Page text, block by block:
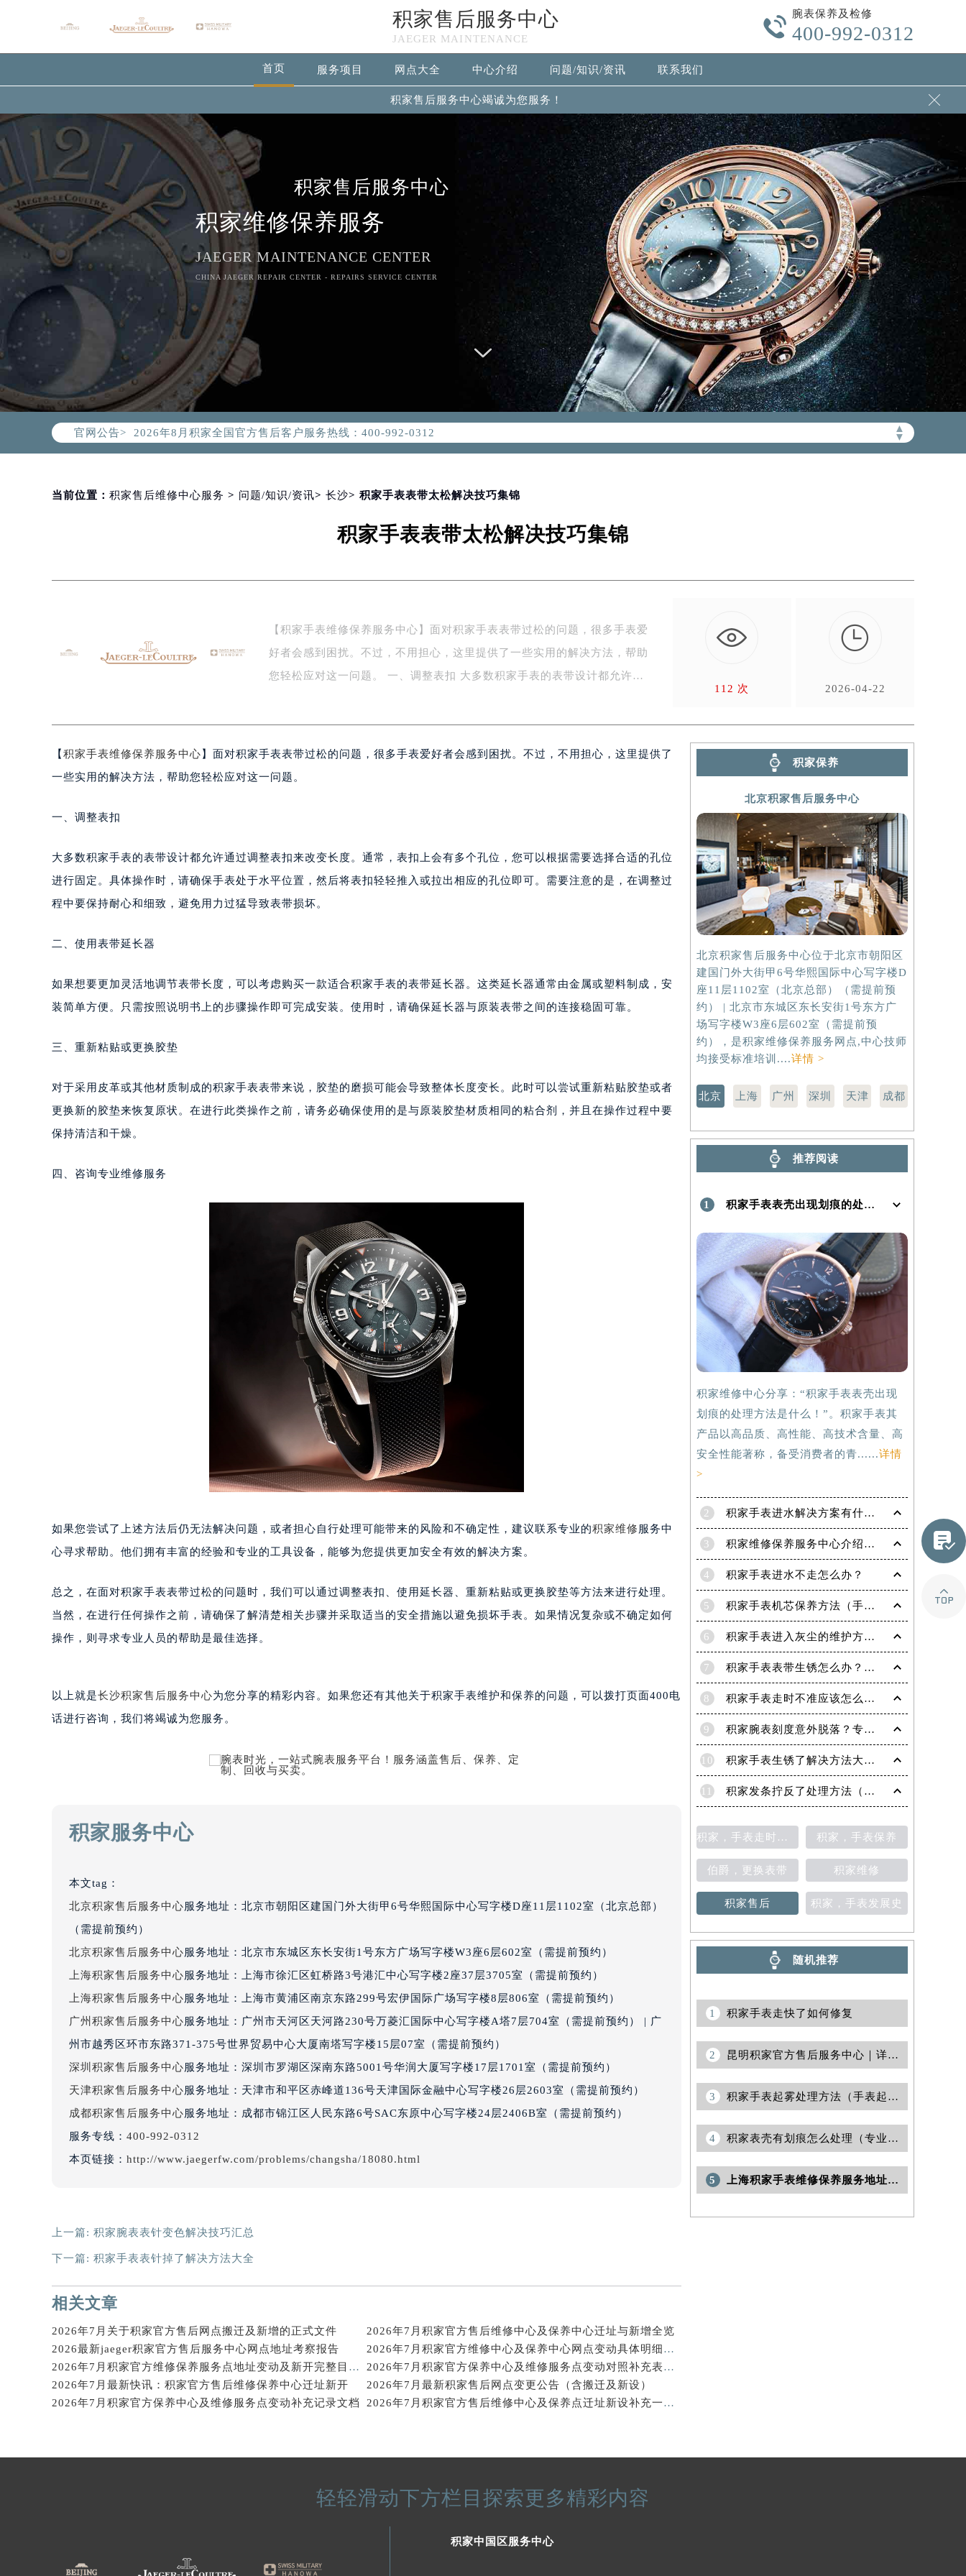
积家售后服务中心
JAEGER MAINTENANCE

腕表保养及检修
400-992-0312
首页 服务项目 网点大全 中心介绍 问题/知识/资讯 联系我们
积家售后服务中心竭诚为您服务！ 
积家售后服务中心
积家维修保养服务
JAEGER MAINTENANCE CENTER
CHINA JAEGER REPAIR CENTER - REPAIRS SERVICE CENTER
官网公告> ▲
▼
2026年8月积家中国区售后服务网络优化升级公告
2026年8月积家全国官方售后客户服务热线：400-992-0312
积家官方全国统一服务热线400-992-0312，服务覆盖中国大陆、香港、澳门、台湾全部区域（非大陆需加拨“+86”）
2026年8月积家售后服务中心最新网点地址：
北京市东城区东长安街1号东方广场写字楼W3座6层602室（需提前预约）
上海市徐汇区虹桥路3号港汇中心写字楼2座37层3705室（需提前预约）
扬州市邗江区国展路29号星耀天地写字楼1号楼18层1803室（需提前预约）
盐城市盐都区世纪大道5号盐城金融城写字楼1号楼16层1604室（需提前预约）
泰州市海陵区永定东路399号置地商务中心东塔写字楼（华润万象城）17层1706室（需提前预约）
绍兴市越城区胜利东路379号世茂天际中心写字楼8层805室（需提前预约）
嘉兴市南湖区广益路705号嘉兴世界贸易中心写字楼A座13层1304室（需提前预约）
广州市越秀区环市东路371-375号世界贸易中心大厦南塔写字楼15层07室（需提前预约）
深圳市罗湖区深南东路5001号华润大厦写字楼17层1701室（需提前预约）
惠州市惠城区江北文昌一路7号华贸大厦写字楼1座30层05室（需提前预约）
福州市鼓楼区五四路128-1号恒力城写字楼15层03室（需提前预约）
重庆市江北区观音桥步行街2号融恒时代广场写字楼9层902室（需提前预约）
郑州市二七区铭功路10号华润大厦写字楼29层2905室（需提前预约）
乌鲁木齐市天山区红山路26号时代广场（CCMALL）C座17层17-B（需提前预约）
温州市鹿城区锦绣路1067号置信广场10层1015室（需提前预约）
哈尔滨市道里区友谊西路600号富力中心T2座写字楼29层03室（需提前预约）
佛山市禅城区季华五路57号万科金融中心C座12层1205室（需提前预约）
南通市崇川区工农路57号圆融广场写字楼16层1603室（需提前预约）
苏州市苏州工业园区星港街199号苏州中心办公楼C座22层08室（需提前预约）
武汉市江汉区解放大道686号世界贸易大厦38层09室（需提前预约）
南宁市青秀区金湖路59号地王大厦12楼1224室（需提前预约）
合肥市蜀山区潜山路111号万象城华润大厦B座12楼03室（需提前预约）
泉州市丰泽区宝洲路729号浦西万达中心写字楼A座7楼709室（需提前预约）
青岛市南区山东路6号华润大厦B座22层04室（需提前预约）
烟台市芝罘区胜利路139号万达金融中心A座907室（需提前预约）
长春市朝阳区西安大路727号中银大厦A座(旺进大厦)18层09室（需提前预约）
贵阳市南明区都司高架桥路33号亨特国际金融中心14楼14D（需提前预约）
昆明市盘龙区北京路928号同德昆明广场写字楼10层06室（需提前预约）
石家庄市长安区中山东路39号勒泰中心写字楼B座13层07室（需提前预约）
西安市碑林区南关正街88号华侨城长安国际中心E座6楼10室（需提前预约）
内蒙古自治区呼和浩特市玉泉区大学西街70号华润万象城写字楼（鄂尔多斯大厦）23层2326室（需提前预约）
重庆市解放碑渝中区民权路28号英利国际金融中心写字楼20层01室（需提前预约）
黑龙江省大庆市萨尔图区会战大街积家售后服务中心（需提前预约）
黑龙江省鹤岗市向阳区红军路积家售后服务中心（需提前预约）
黑龙江省佳木斯市向阳区长安路积家售后服务中心（需提前预约）
黑龙江省牡丹江市东安区太平路积家售后服务中心（需提前预约）
黑龙江省齐齐哈尔市龙沙区龙华路积家售后服务中心（需提前预约）
黑龙江省伊春市伊美区通河路积家售后服务中心（需提前预约）
吉林省白城市洮北区明仁南街积家售后服务中心（需提前预约）
吉林省辽源市龙山区人民大街积家售后服务中心（需提前预约）
吉林省梅河口市新华街道梅河大街积家售后服务中心（需提前预约）
吉林省通化市东昌区环通乡江南大街积家售后服务中心（需提前预约）
吉林省延边市延吉市解放路积家售后服务中心（需提前预约）
辽宁省鞍山市铁东区站前街积家售后服务中心（需提前预约）
辽宁省本溪市平山区胜利路积家售后服务中心（需提前预约）
辽宁省朝阳市双塔区新华路积家售后服务中心（需提前预约）
辽宁省丹东市振兴区七经街积家售后服务中心（需提前预约）
辽宁省葫芦岛市连山区中央路积家售后服务中心（需提前预约）
辽宁省锦州市古塔区中央大街积家售后服务中心（需提前预约）
辽宁省沈阳市沈河区中街路137号亨得利名表维修授权店1楼积家售后服务中心（需提前预约）
辽宁省沈阳市沈河区中街路83号亨得利名表维修授权店1楼积家售后服务中心（需提前预约）
北京市东城区东长安街1号王府井东方广场W3座6层602室积家售后服务中心（需提前预约）
河北省保定市竞秀区朝阳北大街北国先天下积家售后服务中心（需提前预约）
内蒙古自治区阿拉善盟市左旗土尔扈特大街积家售后服务中心（需提前预约）
内蒙古自治区巴彦淖尔市临河区新华街积家售后服务中心（需提前预约）
内蒙古自治区包头市青山区幸福路甲3号王府井百货名表维修积家售后服务中心（需提前预约）
内蒙古自治区通辽市科尔沁区明仁大街积家售后服务中心（需提前预约）
内蒙古自治区乌海市海勃湾区人民南路积家售后服务中心（需提前预约）
内蒙古自治区乌兰察布市集宁区恩和大街积家售后服务中心（需提前预约）
内蒙古自治区锡林郭勒盟市锡林浩特市光明街与额尔敦路交叉口积家售后服务中心（需提前预约）
内蒙古自治区兴安盟市乌兰浩特市兴安大街积家售后服务中心（需提前预约）
当前位置： 积家售后维修中心服务 > 问题/知识/资讯> 长沙> 积家手表表带太松解决技巧集锦
积家手表表带太松解决技巧集锦
【积家手表维修保养服务中心】面对积家手表表带过松的问题，很多手表爱
好者会感到困扰。不过，不用担心，这里提供了一些实用的解决方法，帮助
您轻松应对这一问题。 一、调整表扣 大多数积家手表的表带设计都允许
112 次

2026-04-22
【 积家手表维修保养服务中心 】面对积家手表表带过松的问题，很多手表爱好者会感到困扰。不过，不用担心，这里提供了
一些实用的解决方法，帮助您轻松应对这一问题。
一、调整表扣
大多数积家手表的表带设计都允许通过调整表扣来改变长度。通常，表扣上会有多个孔位，您可以根据需要选择合适的孔位
进行固定。具体操作时，请确保手表处于水平位置，然后将表扣轻轻推入或拉出相应的孔位即可。需要注意的是，在调整过
程中要保持耐心和细致，避免用力过猛导致表带损坏。
二、使用表带延长器
如果想要更加灵活地调节表带长度，可以考虑购买一款适合积家手表的表带延长器。这类延长器通常由金属或塑料制成，安
装简单方便。只需按照说明书上的步骤操作即可完成安装。使用时，请确保延长器与原装表带之间的连接稳固可靠。
三、重新粘贴或更换胶垫
对于采用皮革或其他材质制成的积家手表表带来说，胶垫的磨损可能会导致整体长度变长。此时可以尝试重新粘贴胶垫或者
更换新的胶垫来恢复原状。在进行此类操作之前，请务必确保使用的是与原装胶垫材质相同的粘合剂，并且在操作过程中要
保持清洁和干燥。
四、咨询专业维修服务
如果您尝试了上述方法后仍无法解决问题，或者担心自行处理可能带来的风险和不确定性，建议联系专业的积家维修 服务中
心寻求帮助。他们拥有丰富的经验和专业的工具设备，能够为您提供更加安全有效的解决方案。
总之，在面对积家手表表带过松的问题时，我们可以通过调整表扣、使用延长器、重新粘贴或更换胶垫等方法来进行处理。
当然，在进行任何操作之前，请确保了解清楚相关步骤并采取适当的安全措施以避免损坏手表。如果情况复杂或不确定如何
操作，则寻求专业人员的帮助是最佳选择。
以上就是长沙积家售后服务中心为您分享的精彩内容。如果您还有其他关于积家手表维护和保养的问题，可以拨打页面400电
话进行咨询，我们将竭诚为您服务。
积家服务中心
本文tag：
北京积家售后服务中心 服务地址：北京市朝阳区建国门外大街甲6号华熙国际中心写字楼D座11层1102室（北京总部）
（需提前预约）
北京积家售后服务中心 服务地址：北京市东城区东长安街1号东方广场写字楼W3座6层602室（需提前预约）
上海积家售后服务中心 服务地址：上海市徐汇区虹桥路3号港汇中心写字楼2座37层3705室（需提前预约）
上海积家售后服务中心 服务地址：上海市黄浦区南京东路299号宏伊国际广场写字楼8层806室（需提前预约）
广州积家售后服务中心 服务地址：广州市天河区天河路230号万菱汇国际中心写字楼A塔7层704室（需提前预约） | 广
州市越秀区环市东路371-375号世界贸易中心大厦南塔写字楼15层07室（需提前预约）
深圳积家售后服务中心 服务地址：深圳市罗湖区深南东路5001号华润大厦写字楼17层1701室（需提前预约）
天津积家售后服务中心 服务地址：天津市和平区赤峰道136号天津国际金融中心写字楼26层2603室（需提前预约）
成都积家售后服务中心 服务地址：成都市锦江区人民东路6号SAC东原中心写字楼24层2406B室（需提前预约）
服务专线： 400-992-0312
本页链接： http://www.jaegerfw.com/problems/changsha/18080.html
上一篇: 积家腕表表针变色解决技巧汇总
下一篇: 积家手表表针掉了解决方法大全
相关文章
2026年7月关于积家官方售后网点搬迁及新增的正式文件
2026年7月积家官方售后维修中心及保养中心迁址与新增全览
2026最新jaeger积家官方售后服务中心网点地址考察报告
2026年7月积家官方维修中心及保养中心网点变动具体明细表全面公示结束
2026年7月积家官方维修保养服务点地址变动及新开完整目录文件公开
2026年7月积家官方保养中心及维修服务点变动对照补充表发布
2026年7月最新快讯：积家官方售后维修保养中心迁址新开
2026年7月最新积家售后网点变更公告（含搬迁及新设）
2026年7月积家官方保养中心及维修服务点变动补充记录文档
2026年7月积家官方售后维修中心及保养点迁址新设补充一览表文本发布
积家保养
北京积家售后服务中心
北京积家售后服务中心位于北京市朝阳区
建国门外大街甲6号华熙国际中心写字楼D
座11层1102室（北京总部）（需提前预
约） | 北京市东城区东长安街1号东方广
场写字楼W3座6层602室（需提前预
约），是积家维修保养服务网点,中心技师
均接受标准培训....详情 >
北京 上海 广州 深圳 天津 成都
推荐阅读
1 积家手表表壳出现划痕的处理方法是什么！
积家维修中心分享：“积家手表表壳出现
划痕的处理方法是什么！”。积家手表其
产品以高品质、高性能、高技术含量、高
安全性能著称，备受消费者的青......详情
>
2 积家手表进水解决方案有什么？
3 积家维修保养服务中心介绍 | 积家
4 积家手表进水不走怎么办？
5 积家手表机芯保养方法（手表机芯正确保养方法）
6 积家手表进入灰尘的维护方法（处理办法）
7 积家手表表带生锈怎么办？（积家手表去除锈迹的四种方法）
8 积家手表走时不准应该怎么办?(走时不准的处理方法)
9 积家腕表刻度意外脱落？专业应对策略在这里
10 积家手表生锈了解决方法大全（有效保养与修复指南）
11 积家发条拧反了处理方法（手表维修的正确步骤与技巧）
积家，手表走时不准 积家，手表保养
伯爵，更换表带 积家维修
积家售后 积家，手表发展史
随机推荐
1 积家手表走快了如何修复
2 昆明积家官方售后服务中心｜详细地址与售后服务电话权威信息公示（2026年6月更新）
3 积家手表起雾处理方法（手表起雾解决办法）
4 积家表壳有划痕怎么处理（专业修复方法与保养技巧）
5 上海积家手表维修保养服务地址在什么地方？
轻轻滑动下方栏目探索更多精彩内容
积家中国区服务中心

